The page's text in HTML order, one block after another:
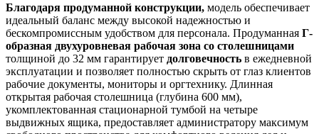
Благодаря продуманной конструкции, модель обеспечивает
идеальный баланс между высокой надежностью и
бескомпромиссным удобством для персонала. Продуманная Г-
образная двухуровневая рабочая зона со столешницами
толщиной до 32 мм гарантирует долговечность в ежедневной
эксплуатации и позволяет полностью скрыть от глаз клиентов
рабочие документы, мониторы и оргтехнику. Длинная
открытая рабочая столешница (глубина 600 мм),
укомплектованная стационарной тумбой на четыре
выдвижных ящика, предоставляет администратору максимум